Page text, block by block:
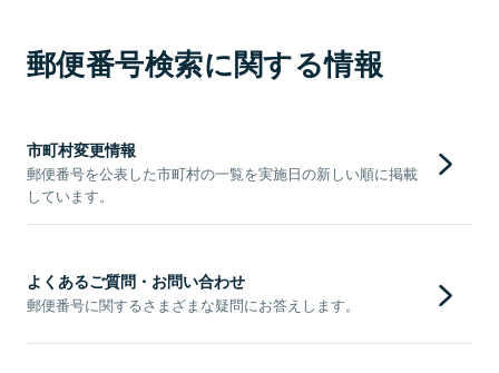
郵便番号検索に関する情報
市町村変更情報
郵便番号を公表した市町村の一覧を実施日の新しい順に掲載
しています。
よくあるご質問・お問い合わせ
郵便番号に関するさまざまな疑問にお答えします。